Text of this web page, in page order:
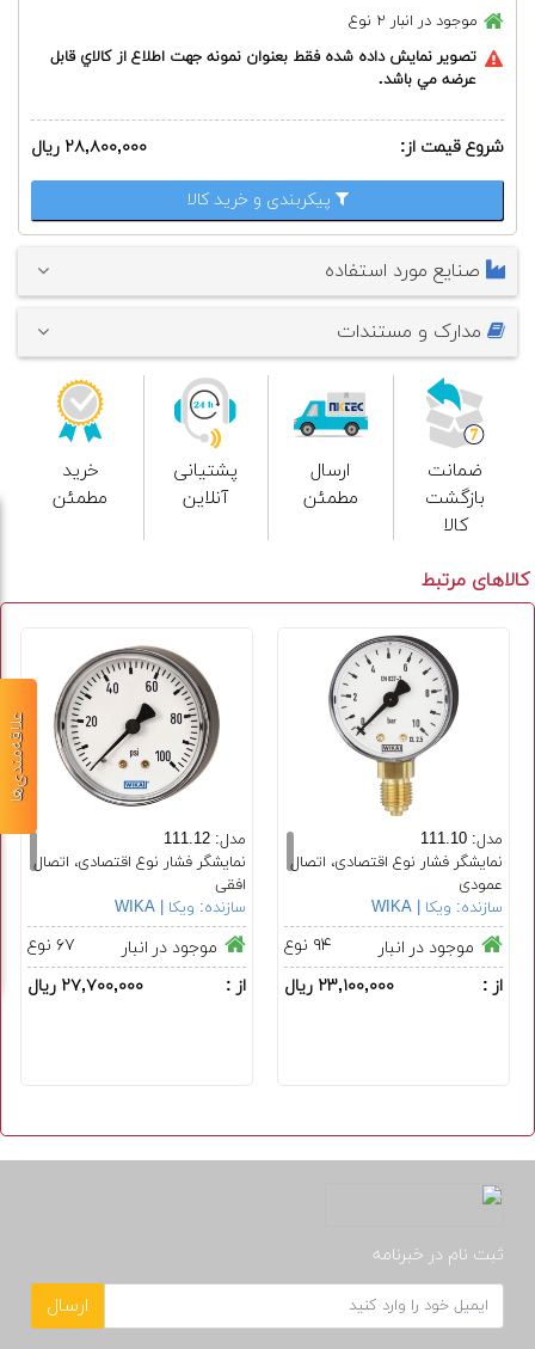
موجود در انبار ۲ نوع
تصوير نمايش داده شده فقط بعنوان نمونه جهت اطلاع از كالاي قابل
عرضه مي باشد.
شروع قیمت از: ۲۸,۸۰۰,۰۰۰ ریال
پیکربندی و خرید کالا
صنایع مورد استفاده
مدارک و مستندات
ضمانت
بازگشت
کالا
ارسال
مطمئن
پشتیانی
آنلاین
خرید
مطمئن
کالاهای مرتبط
مدل: 111.10
نمایشگر فشار نوع اقتصادی، اتصال
عمودی
١٦٠ میلی متر
سازنده: ویکا | WIKA
موجود در انبار
۹۴ نوع
از :
۲۳,۱۰۰,۰۰۰ ریال
مدل: 111.12
نمایشگر فشار نوع اقتصادی، اتصال
افقی
میلی متر
سازنده: ویکا | WIKA
موجود در انبار
۶۷ نوع
از :
۲۷,۷۰۰,۰۰۰ ریال
ثبت نام در خبرنامه
ارسال
علاقه‌مندی‌ها